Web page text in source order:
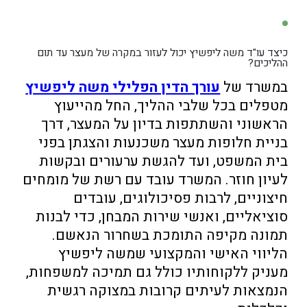
מעצר על ידי הצגת ראיות לכך שהוא אינו מסוכן.
המקורית, אלא האם חל שינוי משמעותי בנסיבות
המצדיק בחינה מחדש של ההחלטה. עיון חוזר ניתן
להגיש בכל עת לאחר ההחלטה המקורית, ללא
הגבלת זמן, כאשר יש שינוי רלוונטי בנסיבות.
כיצד עו"ד משה ליפשיץ יכול לעזור במקרה של מעצר עד תום
ההליכים?
במשרד שלעורך הדין הפלילי משה ליפשיץ
מטפלים בכל שלבי ההליך, החל מהייעוץ
הראשוני והשתתפות בדיון על המעצר, דרך
בניית חלופות מעצר משכנעות והצגתן בפני
בית המשפט, ועד להגשת ערעורים ובקשות
לעיון חוזר. המשרד עובד עם רשת של מומחים
חיצוניים, לרבות פסיכולוגים, עובדים
סוציאליים, ואנשי שירות המבחן, כדי לבנות
תמונה מקיפה התומכת בשחרור הנאשם.
הליווי האישי והמקצועי שמשה ליפשיץ
מעניק ללקוחותיו כולל גם תמיכה למשפחות,
הנמצאות לעיתים קרובות במצוקה רגשית